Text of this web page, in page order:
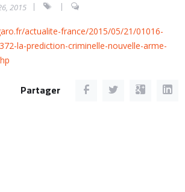
2015
actualite-france/2015/05/21/01016-
la-prediction-criminelle-nouvelle-arme-
Partager